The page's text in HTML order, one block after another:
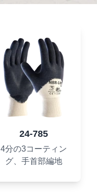
24-785
4分の3コーティン
グ、手首部編地